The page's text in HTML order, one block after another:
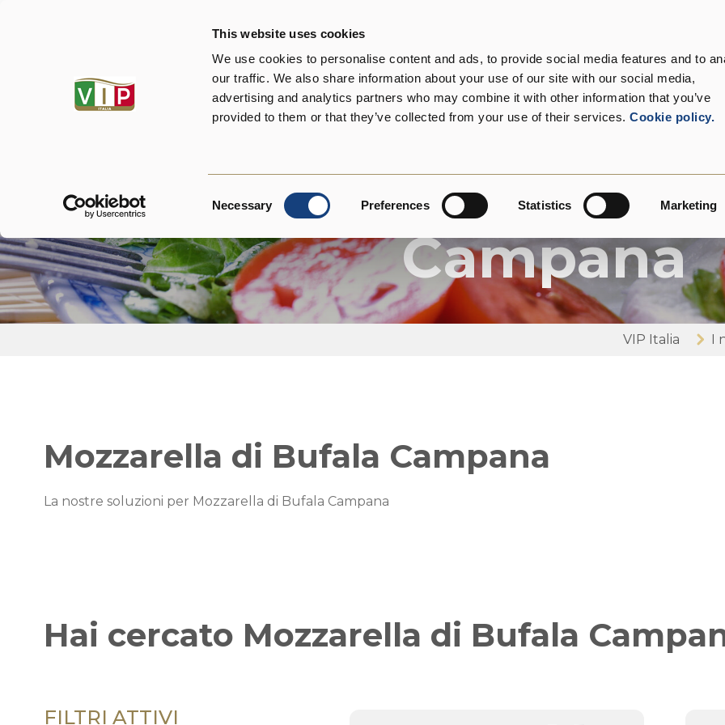
This website uses cookies
We use cookies to personalise content and ads, to provide social media features and to
our traffic. We also share information about your use of our site with our social media,
advertising and analytics partners who may combine it with other information that you’ve
provided to them or that they’ve collected from your use of their services. Cookie policy.
Necessary Preferences Statistics Marketing
Chi siamo I nostri prodotti
Mozzarella di
Campana
I nostri prodotti
VIP Italia I
Mozzarella di Bufala Campana
La nostre soluzioni per Mozzarella di Bufala Campana
Hai cercato Mozzarella di Bufala
FILTRI ATTIVI